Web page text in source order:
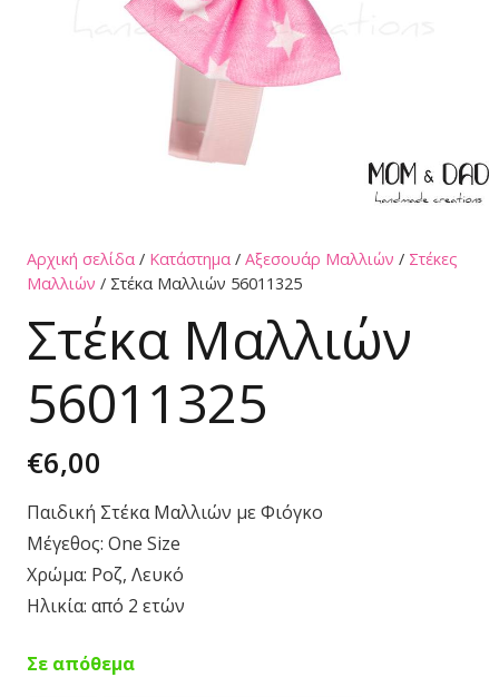
Αρχική σελίδα / Κατάστημα / Αξεσουάρ Μαλλιών / Στέκες
Μαλλιών / Στέκα Μαλλιών 56011325
Στέκα Μαλλιών
56011325
€6,00
Παιδική Στέκα Μαλλιών με Φιόγκο
Μέγεθος: One Size
Χρώμα: Ροζ, Λευκό
Ηλικία: από 2 ετών
Σε απόθεμα